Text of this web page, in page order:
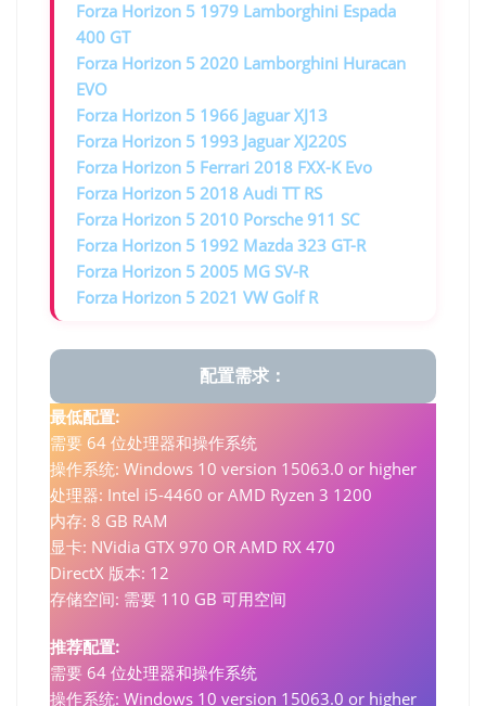
Forza Horizon 5 1979 Lamborghini Espada
400 GT
Forza Horizon 5 2020 Lamborghini Huracan
EVO
Forza Horizon 5 1966 Jaguar XJ13
Forza Horizon 5 1993 Jaguar XJ220S
Forza Horizon 5 Ferrari 2018 FXX-K Evo
Forza Horizon 5 2018 Audi TT RS
Forza Horizon 5 2010 Porsche 911 SC
Forza Horizon 5 1992 Mazda 323 GT-R
Forza Horizon 5 2005 MG SV-R
Forza Horizon 5 2021 VW Golf R
配置需求：
最低配置:
需要 64 位处理器和操作系统
操作系统: Windows 10 version 15063.0 or higher
处理器: Intel i5-4460 or AMD Ryzen 3 1200
内存: 8 GB RAM
显卡: NVidia GTX 970 OR AMD RX 470
DirectX 版本: 12
存储空间: 需要 110 GB 可用空间
推荐配置:
需要 64 位处理器和操作系统
操作系统: Windows 10 version 15063.0 or higher